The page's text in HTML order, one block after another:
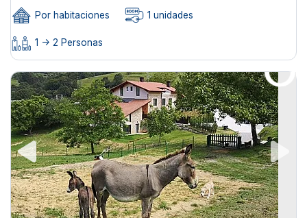
Por habitaciones 1 unidades
1 -> 2 Personas